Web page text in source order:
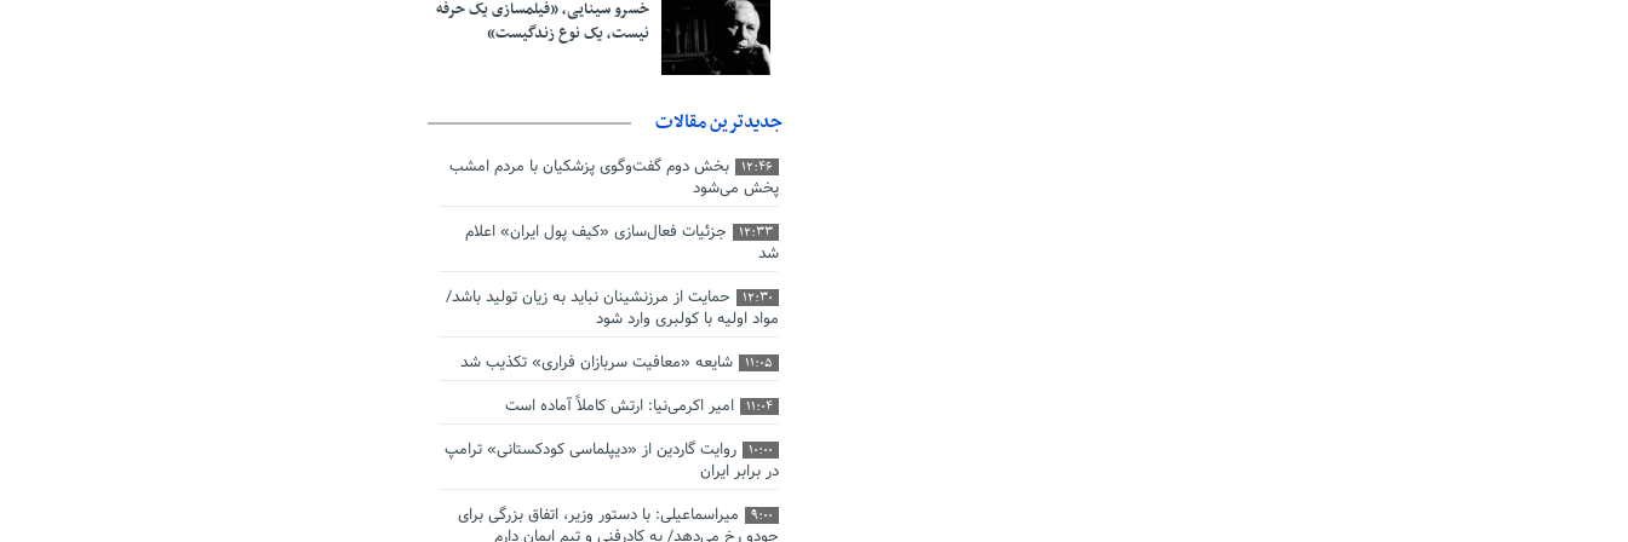
خسرو سینایی، «فیلمسازی یک حرفه
نیست، یک نوع زندگیست»
جدیدترین مقالات
12:46
بخش دوم گفت‌وگوی پزشکیان با مردم امشب
پخش می‌شود
12:33
جزئیات فعال‌سازی «کیف پول ایران» اعلام
شد
12:30
حمایت از مرزنشینان نباید به زیان تولید باشد/
مواد اولیه با کولبری وارد شود
11:05 شایعه «معافیت سربازان فراری» تکذیب شد
11:04 امیر اکرمی‌نیا: ارتش کاملاً آماده است
10:00
روایت گاردین از «دیپلماسی کودکستانی» ترامپ
در برابر ایران
9:00
میراسماعیلی: با دستور وزیر، اتفاق بزرگی برای